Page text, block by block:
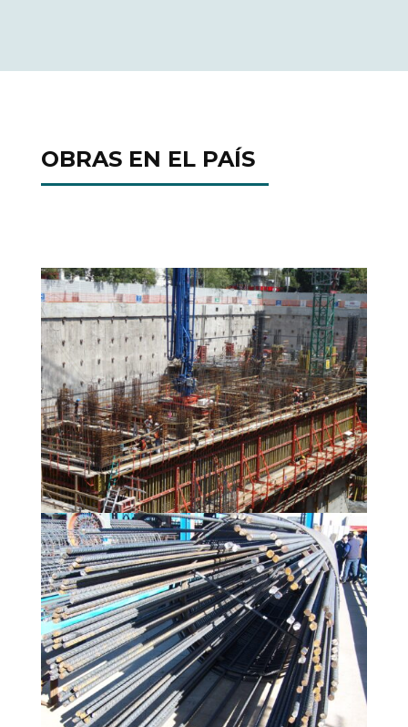
OBRAS EN EL PAÍS